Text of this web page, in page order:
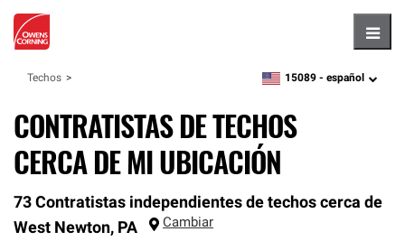
Techos zipcode,language
15089 - español
CONTRATISTAS DE TECHOS
CERCA DE MI UBICACIÓN
73 Contratistas independientes de techos cerca de
West Newton, PA Cambiar